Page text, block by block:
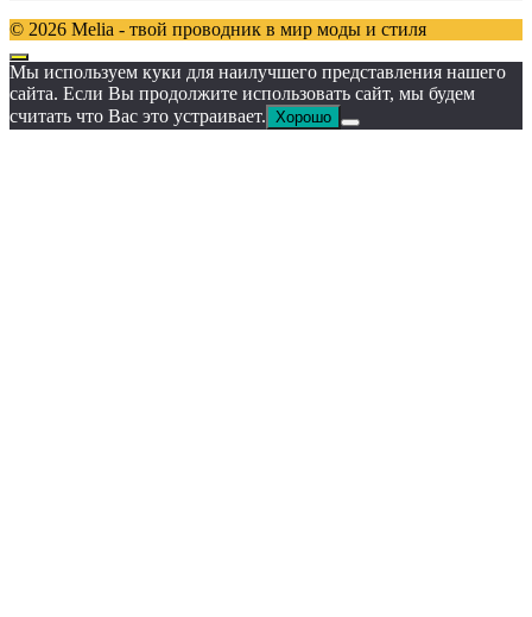
© 2026 Melia - твой проводник в мир моды и стиля
Мы используем куки для наилучшего представления нашего
сайта. Если Вы продолжите использовать сайт, мы будем
считать что Вас это устраивает. Хорошо